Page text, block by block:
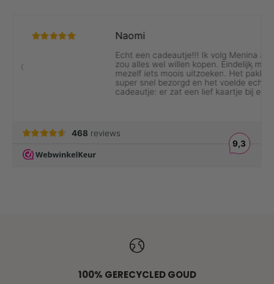
100% GERECYCLED GOUD